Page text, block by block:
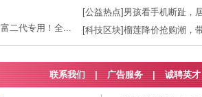
富二代专用！全...
[公益热点] 男孩看手机断趾，
[科技区块]榴莲降价抢购潮，
联系我们 广告服务 | 诚聘英才